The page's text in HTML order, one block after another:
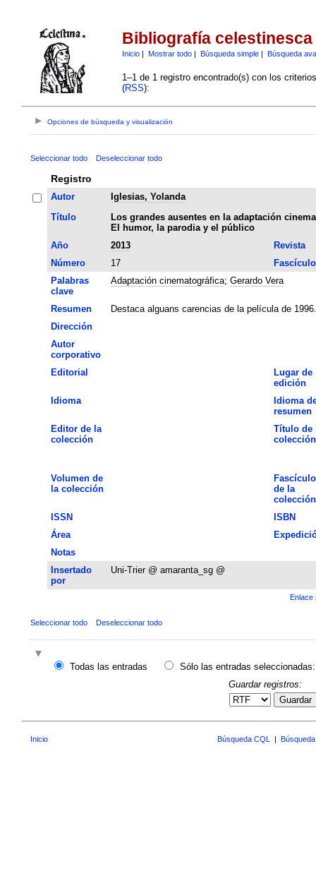
Bibliografía celestinesca
Inicio| Mostrar todo| Búsqueda simple| Búsqueda
1–1 de 1 registro encontrado(s) con los
(RSS):
Opciones de búsqueda y visualización
Seleccionar todo Deseleccionar todo
Registro
Autor
Iglesias, Yolanda
Título
Los grandes ausentes en la adaptación
El humor, la parodia y el público
Año
2013
Revista
Número
17
Fascículo
Palabras
clave
Adaptación cinematográfica; Gerardo Vera
Resumen
Destaca alguans carencias de la película de 1996.
Dirección
Autor
corporativo
Editorial
Lugar de
edición
Idioma
Idioma
resumen
Editor de la
colección
Título de
colección
Volumen de
la colección
Fascículo
de la
colección
ISSN
ISBN
Área
Notas
Insertado
por
Uni-Trier @ amaranta_sg @
Enlace
Seleccionar todo Deseleccionar todo
Todas las entradas
Sólo las entradas seleccionadas:
Guardar registros:
Guardar
Inicio Búsqueda CQL